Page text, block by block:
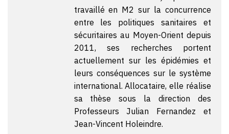
travaillé en M2 sur la concurrence
entre les politiques sanitaires et
sécuritaires au Moyen-Orient depuis
2011, ses recherches portent
actuellement sur les épidémies et
leurs conséquences sur le système
international. Allocataire, elle réalise
sa thèse sous la direction des
Professeurs Julian Fernandez et
Jean-Vincent Holeindre.